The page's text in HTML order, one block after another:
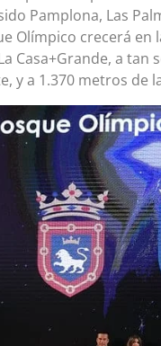
Pamplona, Las
Olímpico crecerá
Casa+Grande, a
y a 1.370 metros de